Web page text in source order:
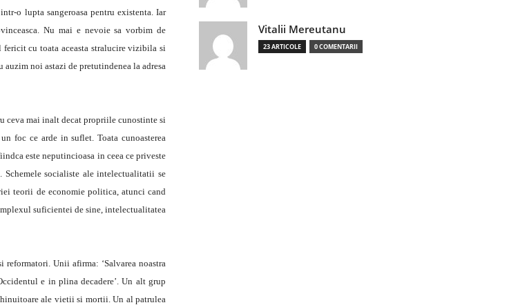
o lupta sangeroasa pentru existenta. Iar
Nu mai e nevoie sa vorbim de
fericit cu toata aceasta stralucire vizibila si
noi astazi de pretutindenea la adresa
ceva mai inalt decat propriile cunostinte si
foc ce arde in suflet. Toata cunoasterea
este neputincioasa in ceea ce priveste
socialiste ale intelectualitatii se
teorii de economie politica, atunci cand
suficientei de sine, intelectualitatea
Unii afirma: ‘Salvarea noastra
e in plina decadere’. Un alt grup
ale vietii si mortii. Un al patrulea
Vitalii Mereutanu
23 ARTICOLE 0 COMENTARII